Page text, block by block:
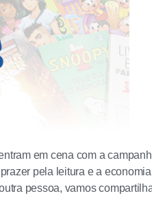
em cena com a
pela leitura e a
pessoa, vamos